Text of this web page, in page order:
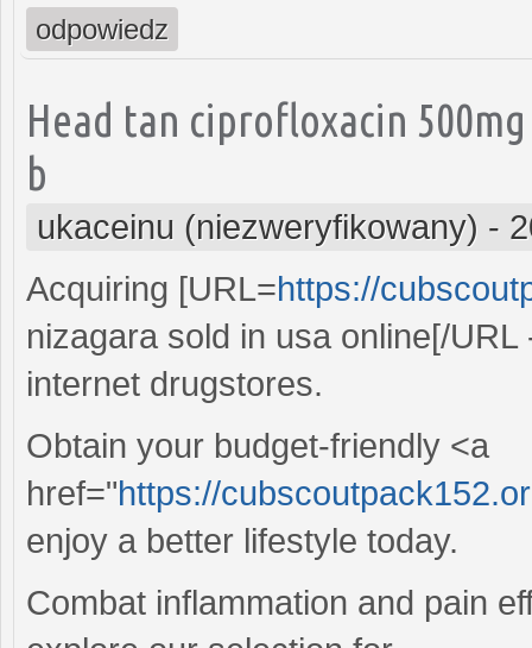
odpowiedz
Head tan ciprofloxacin
b
ukaceinu (niezweryfikowany) -
Acquiring [URL=https://
nizagara sold in usa online[/
internet drugstores.
Obtain your budget-friendly <a
href="https://
enjoy a better lifestyle today.
Combat inflammation and pain